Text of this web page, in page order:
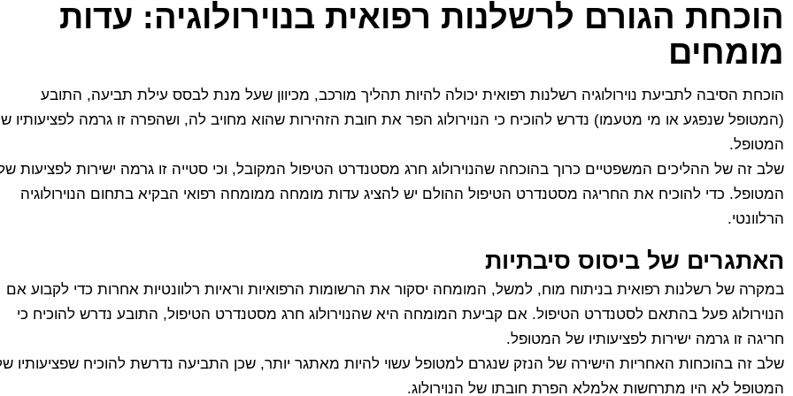
הוכחת הגורם לרשלנות רפואית בנוירולוגיה: עדות
מומחים
הוכחת הסיבה לתביעת נוירולוגיה רשלנות רפואית יכולה להיות תהליך מורכב, מכיוון שעל מנת לבסס עילת תביעה, התובע
(המטופל שנפגע או מי מטעמו) נדרש להוכיח כי הנוירולוג הפר את חובת הזהירות שהוא מחויב לה, ושהפרה זו גרמה לפציעותיו
המטופל.
שלב זה של ההליכים המשפטיים כרוך בהוכחה שהנוירולוג חרג מסטנדרט הטיפול המקובל, וכי סטייה זו גרמה ישירות לפציעות
המטופל. כדי להוכיח את החריגה מסטנדרט הטיפול ההולם יש להציג עדות מומחה ממומחה רפואי הבקיא בתחום הנוירולוגיה
הרלוונטי.
האתגרים של ביסוס סיבתיות
במקרה של רשלנות רפואית בניתוח מוח, למשל, המומחה יסקור את הרשומות הרפואיות וראיות רלוונטיות אחרות כדי לקבוע אם
הנוירולוג פעל בהתאם לסטנדרט הטיפול. אם קביעת המומחה היא שהנוירולוג חרג מסטנדרט הטיפול, התובע נדרש להוכיח כי
חריגה זו גרמה ישירות לפציעותיו של המטופל.
שלב זה בהוכחות האחריות הישירה של הנזק שנגרם למטופל עשוי להיות מאתגר יותר, שכן התביעה נדרשת להוכיח שפציעותיו
המטופל לא היו מתרחשות אלמלא הפרת חובתו של הנוירולוג.